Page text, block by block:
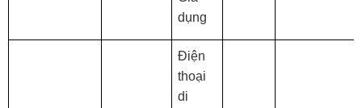
dụng
Điện
thoại
di